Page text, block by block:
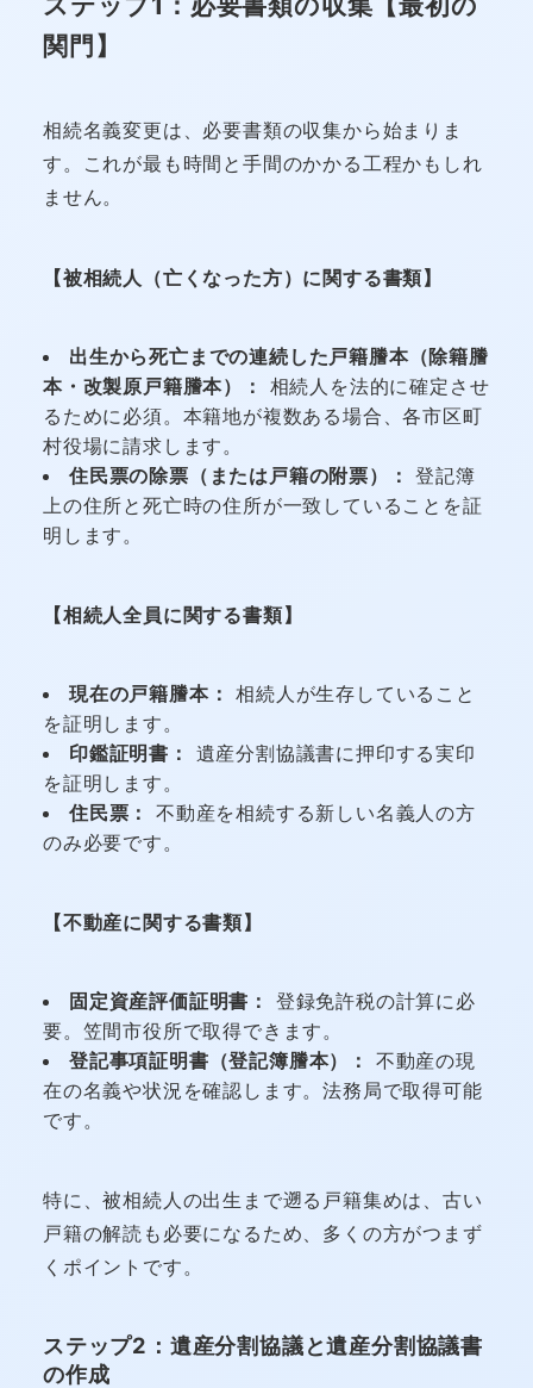
関門】
相続名義変更は、必要書類の収集から始まりま
す。これが最も時間と手間のかかる工程かもしれ
ません。
【被相続人（亡くなった方）に関する書類】
出生から死亡までの連続した戸籍謄本（除籍謄
本・改製原戸籍謄本）：
相続人を法的に確定させ
るために必須。本籍地が複数ある場合、各市区町
村役場に請求します。
住民票の除票（または戸籍の附票）： 登記簿
上の住所と死亡時の住所が一致していることを証
明します。
【相続人全員に関する書類】
現在の戸籍謄本： 相続人が生存していること
を証明します。
印鑑証明書：
遺産分割協議書に押印する実印
を証明します。
住民票：
不動産を相続する新しい名義人の方
のみ必要です。
【不動産に関する書類】
固定資産評価証明書：
登録免許税の計算に必
要。笠間市役所で取得できます。
登記事項証明書（登記簿謄本）：
不動産の現
在の名義や状況を確認します。法務局で取得可能
です。
特に、被相続人の出生まで遡る戸籍集めは、古い
戸籍の解読も必要になるため、多くの方がつまず
くポイントです。
ステップ2：遺産分割協議と遺産分割協議書
の作成